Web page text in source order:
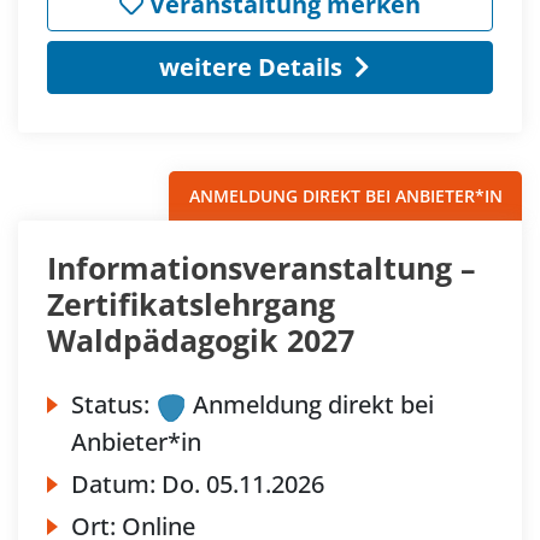
weitere Details
ANMELDUNG DIREKT BEI ANBIETER*IN
Informationsveranstaltung –
Zertifikatslehrgang
Waldpädagogik 2027
Status:
Anmeldung direkt bei
Anbieter*in
Datum: Do. 05.11.2026
Ort: Online